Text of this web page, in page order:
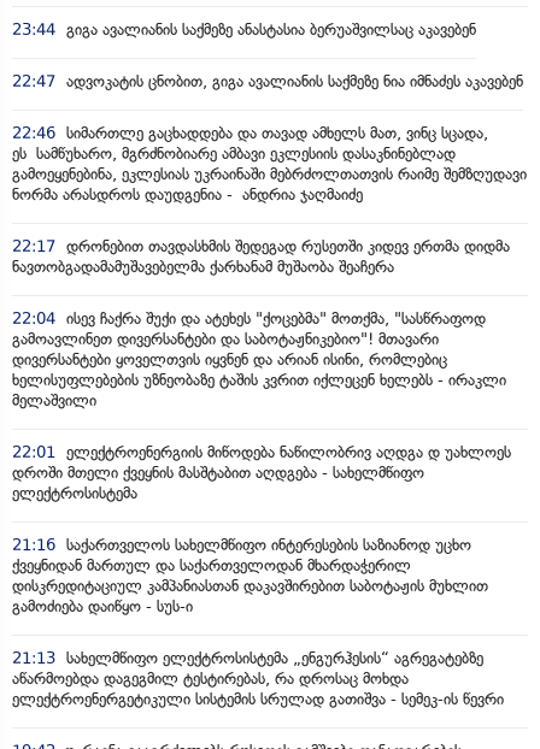
23:44 გიგა ავალიანის საქმეზე ანასტასია ბერუაშვილსაც აკავებენ
22:47 ადვოკატის ცნობით, გიგა ავალიანის საქმეზე ნია იმნაძეს აკავებენ
22:46 სიმართლე გაცხადდება და თავად ამხელს მათ, ვინც სცადა,
ეს სამწუხარო, მგრძნობიარე ამბავი ეკლესიის დასაკნინებლად
გამოეყენებინა, ეკლესიას უკრაინაში მებრძოლთათვის რაიმე შემზღუდავი
ნორმა არასდროს დაუდგენია - ანდრია ჯაღმაიძე
22:17 დრონებით თავდასხმის შედეგად რუსეთში კიდევ ერთმა დიდმა
ნავთობგადამამუშავებელმა ქარხანამ მუშაობა შეაჩერა
22:04 ისევ ჩაქრა შუქი და ატეხეს "ქოცებმა" მოთქმა, "სასწრაფოდ
გამოავლინეთ დივერსანტები და საბოტაჟნიკებიო"! მთავარი
დივერსანტები ყოველთვის იყვნენ და არიან ისინი, რომლებიც
ხელისუფლებების უზნეობაზე ტაშის კვრით იქლეცენ ხელებს - ირაკლი
მელაშვილი
22:01
ელექტროენერგიის მიწოდება ნაწილობრივ აღდგა დ უახლოეს
დროში მთელი ქვეყნის მასშტაბით აღდგება - სახელმწიფო
ელექტროსისტემა
21:16 საქართველოს სახელმწიფო ინტერესების საზიანოდ უცხო
ქვეყნიდან მართულ და საქართველოდან მხარდაჭერილ
დისკრედიტაციულ კამპანიასთან დაკავშირებით საბოტაჟის მუხლით
გამოძიება დაიწყო - სუს-ი
21:13 სახელმწიფო ელექტროსისტემა „ენგურჰესის“ აგრეგატებზე
აწარმოებდა დაგეგმილ ტესტირებას, რა დროსაც მოხდა
ელექტროენერგეტიკული სისტემის სრულად გათიშვა - სემეკ-ის წევრი